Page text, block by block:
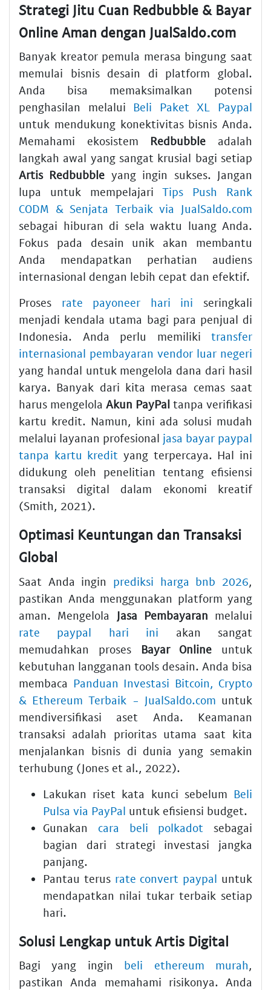
Strategi Jitu Cuan Redbubble & Bayar
Online Aman dengan JualSaldo.com
Banyak kreator pemula merasa bingung saat
memulai bisnis desain di platform global.
Anda bisa memaksimalkan potensi
penghasilan melalui Beli Paket XL Paypal
untuk mendukung konektivitas bisnis Anda.
Memahami ekosistem Redbubble adalah
langkah awal yang sangat krusial bagi setiap
Artis Redbubble yang ingin sukses. Jangan
lupa untuk mempelajariTips Push Rank
CODM & Senjata Terbaik via JualSaldo.com
sebagai hiburan di sela waktu luang Anda.
Fokus pada desain unik akan membantu
Anda mendapatkan perhatian audiens
internasional dengan lebih cepat dan efektif.
Proses rate payoneer hari ini seringkali
menjadi kendala utama bagi para penjual di
Indonesia. Anda perlu memiliki transfer
internasional pembayaran vendor luar negeri
yang handal untuk mengelola dana dari hasil
karya. Banyak dari kita merasa cemas saat
harus mengelola Akun PayPal tanpa verifikasi
kartu kredit. Namun, kini ada solusi mudah
melalui layanan profesional jasa bayar paypal
tanpa kartu kredit yang terpercaya. Hal ini
didukung oleh penelitian tentang efisiensi
transaksi digital dalam ekonomi kreatif
(Smith, 2021).
Optimasi Keuntungan dan Transaksi
Global
Saat Anda ingin prediksi harga bnb 2026,
pastikan Anda menggunakan platform yang
aman. Mengelola Jasa Pembayaran melalui
rate paypal hari ini akan sangat
memudahkan proses
Bayar Online untuk
kebutuhan langganan tools desain. Anda bisa
membaca Panduan Investasi Bitcoin, Crypto
& Ethereum Terbaik - JualSaldo.com untuk
mendiversifikasi aset Anda. Keamanan
transaksi adalah prioritas utama saat kita
menjalankan bisnis di dunia yang semakin
terhubung (Jones et al., 2022).
Lakukan riset kata kunci sebelum Beli
Pulsa via PayPal untuk efisiensi budget.
Gunakan cara beli polkadot sebagai
bagian dari strategi investasi jangka
panjang.
Pantau terus rate convert paypal untuk
mendapatkan nilai tukar terbaik setiap
hari.
Solusi Lengkap untuk Artis Digital
Bagi yang ingin beli ethereum murah,
pastikan Anda memahami risikonya. Anda